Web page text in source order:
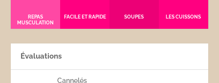
REPAS
MUSCULATION
FACILE ET RAPIDE SOUPES LES CUISSONS
Évaluations
Cannelés